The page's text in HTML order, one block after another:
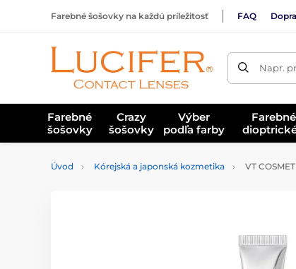
Farebné šošovky na každú príležitosť FAQ
Napr.
Farebné
šošovky
Crazy
šošovky
Výber
podľa farby
Úvod Kórejská a japonská kozmetika VT